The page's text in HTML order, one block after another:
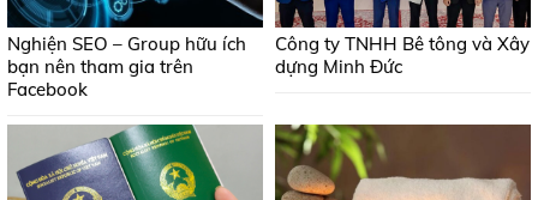
Nghiện SEO – Group hữu ích
bạn nên tham gia trên
Facebook
Công ty TNHH Bê tông và Xây
dựng Minh Đức